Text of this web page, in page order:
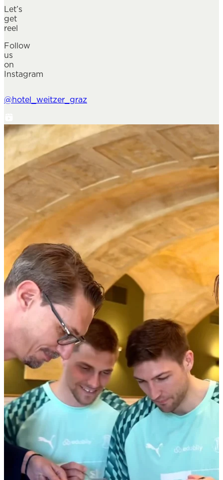
Let’s
get
reel
Follow
us
on
Instagram
@hotel_weitzer_graz